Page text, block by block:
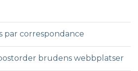
par correspondance
brudens webbplatser